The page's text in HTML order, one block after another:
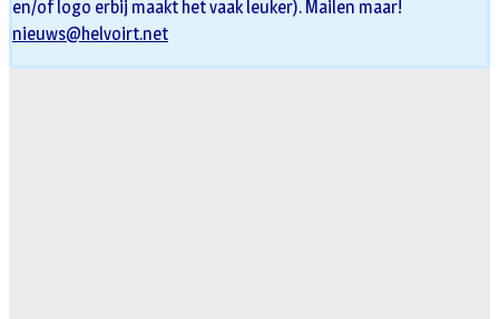
en/of logo erbij maakt het vaak leuker). Mailen maar!
nieuws@helvoirt.net